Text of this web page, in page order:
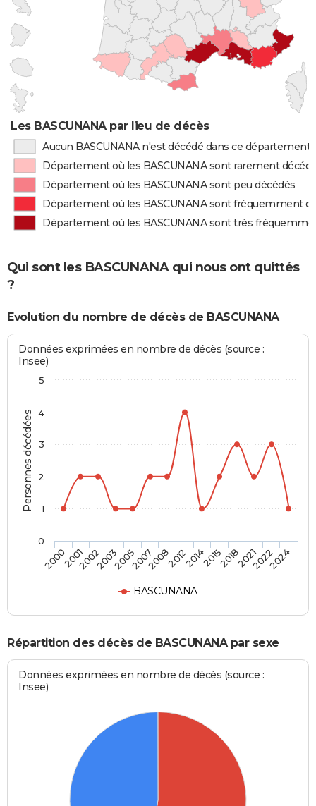
Les BASCUNANA par lieu de décès
Aucun BASCUNANA n'est décédé dans ce département
Département où les BASCUNANA sont rarement
Département où les BASCUNANA sont peu décédés
Département où les BASCUNANA sont fréquemment
Département où les BASCUNANA sont très
Qui sont les BASCUNANA qui nous ont quittés
?
Evolution du nombre de décès de BASCUNANA
Personnes décédées
Données exprimées en nombre de décès (source :
Insee)
BASCUNANA
20002001200220032005200720082012201420152018202120222024
0
1
2
3
4
5
Répartition des décès de BASCUNANA par sexe
Données exprimées en nombre de décès (source :
Insee)